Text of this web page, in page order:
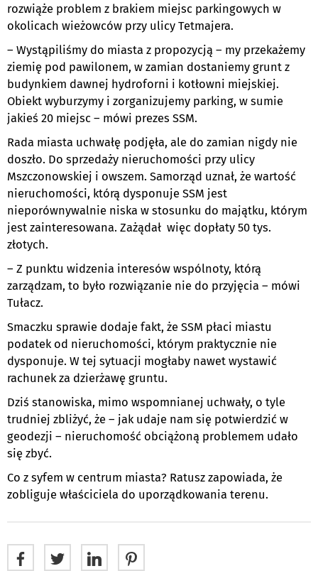
rozwiąże problem z brakiem miejsc parkingowych w
okolicach wieżowców przy ulicy Tetmajera.
– Wystąpiliśmy do miasta z propozycją – my przekażemy
ziemię pod pawilonem, w zamian dostaniemy grunt z
budynkiem dawnej hydroforni i kotłowni miejskiej.
Obiekt wyburzymy i zorganizujemy parking, w sumie
jakieś 20 miejsc – mówi prezes SSM.
Rada miasta uchwałę podjęła, ale do zamian nigdy nie
doszło. Do sprzedaży nieruchomości przy ulicy
Mszczonowskiej i owszem. Samorząd uznał, że wartość
nieruchomości, którą dysponuje SSM jest
nieporównywalnie niska w stosunku do majątku, którym
jest zainteresowana. Zażądał więc dopłaty 50 tys.
złotych.
– Z punktu widzenia interesów wspólnoty, którą
zarządzam, to było rozwiązanie nie do przyjęcia – mówi
Tułacz.
Smaczku sprawie dodaje fakt, że SSM płaci miastu
podatek od nieruchomości, którym praktycznie nie
dysponuje. W tej sytuacji mogłaby nawet wystawić
rachunek za dzierżawę gruntu.
Dziś stanowiska, mimo wspomnianej uchwały, o tyle
trudniej zbliżyć, że – jak udaje nam się potwierdzić w
geodezji – nieruchomość obciążoną problemem udało
się zbyć.
Co z syfem w centrum miasta? Ratusz zapowiada, że
zobliguje właściciela do uporządkowania terenu.